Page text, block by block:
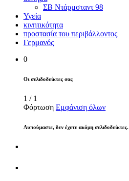
ΣΒ Ντάρμσταντ 98
Υγεία
κινητικότητα
προστασία του περιβάλλοντος
Γερμανός
0
Οι σελιδοδείκτες σας
1 / 1
Φόρτωση Εμφάνιση όλων
Λυπούμαστε, δεν έχετε ακόμη σελιδοδείκτες.